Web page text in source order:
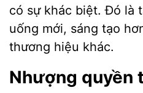
có sự khác biệt. Đó là
uống mới, sáng tạo
thương hiệu khác.
Nhượng quyền